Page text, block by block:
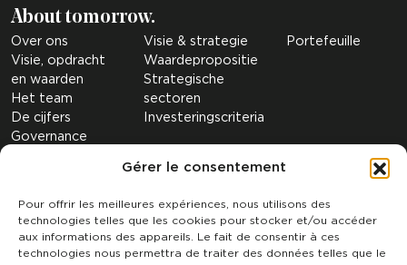
Gérer le consentement
Pour offrir les meilleures expériences, nous utilisons des
technologies telles que les cookies pour stocker et/ou accéder
aux informations des appareils. Le fait de consentir à ces
technologies nous permettra de traiter des données telles que le
About tomorrow.
Over ons
Visie, opdracht
en waarden
Het team
De cijfers
Governance
Visie & strategie
Waardepropositie
Strategische
sectoren
Investeringscriteria
Portefeuille
Publicaties & nieuws
Contact
Politique de cookies
Déclaration de